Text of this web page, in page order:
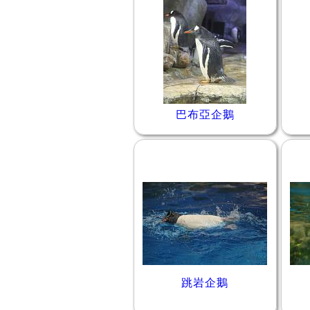
巴布亞企鵝
跳岩企鵝